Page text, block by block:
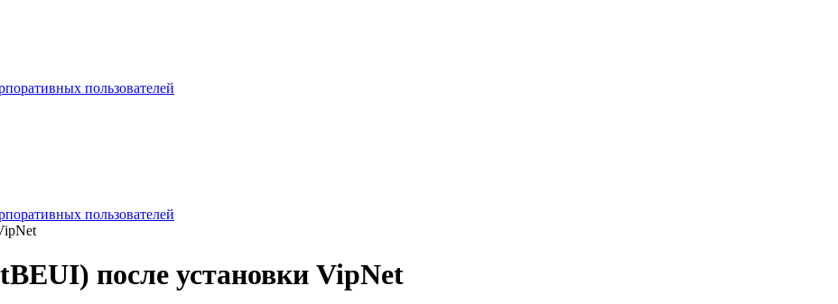
пользователей
пользователей
после установки VipNet